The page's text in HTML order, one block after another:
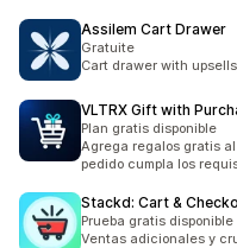
Assilem Cart Drawer
Gratuite
Cart drawer with
VLTRX Gift with
Plan gratis disponible
Agrega regalos gratis
pedido cumpla los
Stackd: Cart &
Prueba gratis disponible
Ventas adicionales y